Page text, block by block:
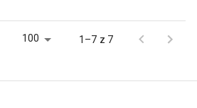
100 1–7 z 7